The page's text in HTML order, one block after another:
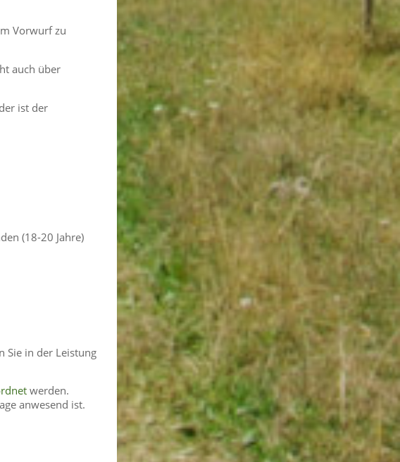
Vorwurf zu
auch über
ist der
(18-20 Jahre)
Sie in der Leistung
werden.
anwesend ist.